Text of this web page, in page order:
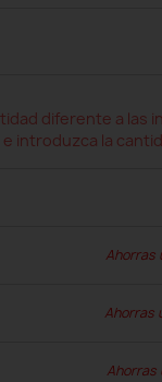
diferente a las
introduzca la
Ahorras
Ahorras
Ahorras